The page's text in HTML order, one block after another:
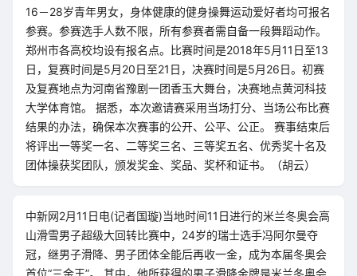
16－28岁青年男女，身体健康的健身操舞运动爱好者均可报名
参赛。参赛选手人数不限，所有参赛者需自备一段舞蹈动作。
郑州市各高校均设有报名点。比赛时间是2018年5月11日至13
日，复赛时间是5月20日至21日，决赛时间是5月26日。初赛
及复赛地点为河南省豫剧一团香玉大舞台，决赛地点黄河科技
大学体育馆。 据悉，本次邀请赛采用当场打分、当场公布比赛
结果的办法，确保本次赛事的公开、公平、公正。 赛事结束后
将评出一等奖一名、二等奖三名、三等奖五名、优秀奖十名及
团体操获奖团队，颁发奖金、奖品、奖杯和证书。（胡云）
中新网2月11日电(记者国璇)当地时间11日进行的米兰冬奥会高
山滑雪男子超级大回转比赛中，24岁的瑞士选手冯阿尔曼夺
冠，继男子滑降、男子团体全能后再收一金，成为本届冬奥会
首位“三金王”。 其中，他所获得的男子滑降金牌是米兰冬奥会